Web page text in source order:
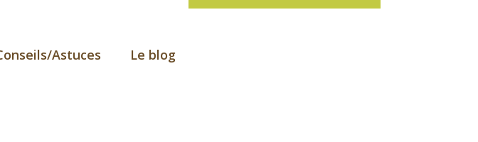
Astuces Le blog